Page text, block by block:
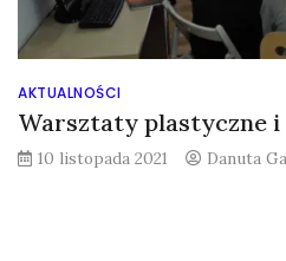
AKTUALNOŚCI
Warsztaty plastyczne
10 listopada 2021 Danuta